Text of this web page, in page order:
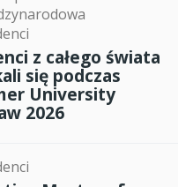
z całego świata
się podczas
University
2026